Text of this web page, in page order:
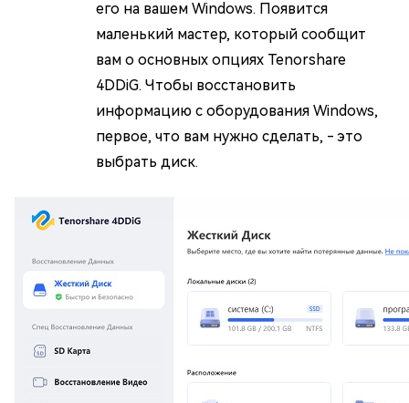
его на вашем Windows. Появится
маленький мастер, который сообщит
вам о основных опциях Tenorshare
4DDiG. Чтобы восстановить
информацию с оборудования Windows,
первое, что вам нужно сделать, - это
выбрать диск.